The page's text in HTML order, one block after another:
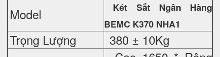
Model
Két Sắt Ngân Hàng
BEMC K370 NHA1
Trọng Lượng
380 ± 10Kg